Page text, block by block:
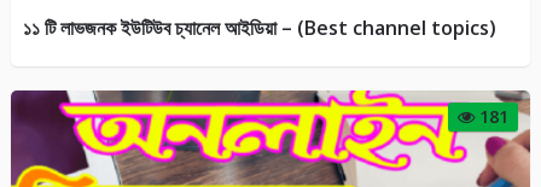
১১ টি লাভজনক ইউটিউব চ্যানেল আইডিয়া – (Best channel topics)
181